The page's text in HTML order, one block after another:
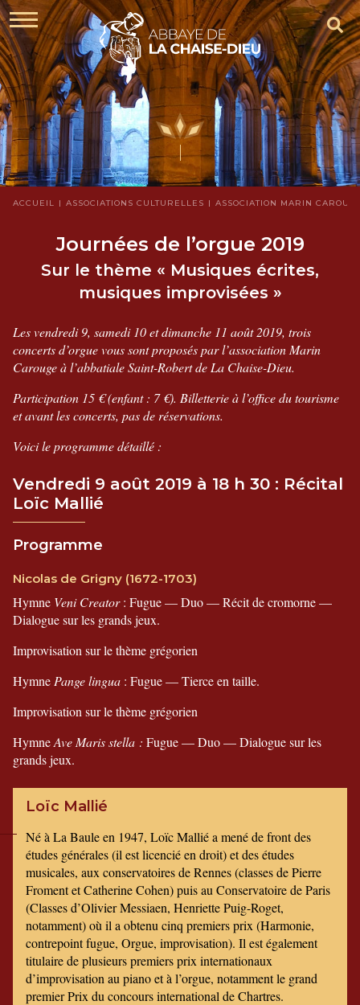
ACCUEIL ASSOCIATIONS CULTURELLES ASSOCIATION MARIN
Journées de l’orgue 2019
Sur le thème « Musiques écrites,
musiques improvisées »
Les vendredi 9, samedi 10 et dimanche 11 août 2019, trois
concerts d’orgue vous sont proposés par l’association Marin
Carouge à l’abbatiale Saint-Robert de La Chaise-Dieu.
Participation 15 € (enfant : 7 €). Billetterie à l’office du tourisme
et avant les concerts, pas de réservations.
Voici le programme détaillé :
Vendredi 9 août 2019 à 18 h 30 : Récital
Loïc Mallié
Programme
Nicolas de Grigny (1672-1703)
Hymne Veni Creator: Fugue — Duo — Récit de cromorne —
Dialogue sur les grands jeux.
Improvisation sur le thème grégorien
Hymne Pange lingua : Fugue — Tierce en taille.
Improvisation sur le thème grégorien
HymneAve Maris stella : Fugue — Duo — Dialogue sur les
grands jeux.
Loïc Mallié
Né à La Baule en 1947, Loïc Mallié a mené de front des
études générales (il est licencié en droit) et des études
musicales, aux conservatoires de Rennes (classes de Pierre
Froment et Catherine Cohen) puis au Conservatoire de Paris
(Classes d’Olivier Messiaen, Henriette Puig-Roget,
notamment) où il a obtenu cinq premiers prix (Harmonie,
contrepoint fugue, Orgue, improvisation). Il est également
titulaire de plusieurs premiers prix internationaux
d’improvisation au piano et à l’orgue, notamment le grand
premier Prix du concours international de Chartres.